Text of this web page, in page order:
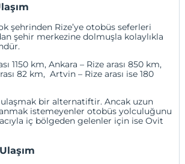
şehrinden Rize’ye otobüs seferleri
şehir merkezine dolmuşla kolaylıkla
1150 km,Ankara – Rize arası 850 km,
82 km,Artvin – Rize arası ise 180
ulaşmak bir alternatiftir. Ancak uzun
istemeyenler otobüs yolculuğunu
iç bölgeden gelenler için ise Ovit